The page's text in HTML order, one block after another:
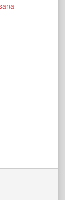
—